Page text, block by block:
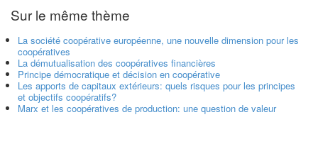
Sur le même thème
La société coopérative européenne, une nouvelle dimension pour les
coopératives
La démutualisation des coopératives financières
Principe démocratique et décision en coopérative
Les apports de capitaux extérieurs: quels risques pour les principes
et objectifs coopératifs?
Marx et les coopératives de production: une question de valeur